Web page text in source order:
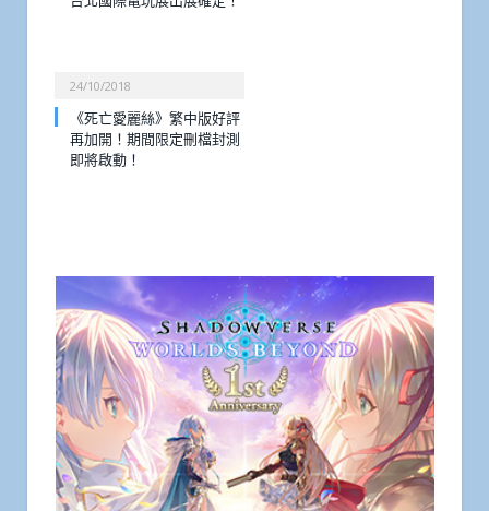
24/10/2018
《死亡愛麗絲》繁中版好評
再加開！期間限定刪檔封測
即將啟動！